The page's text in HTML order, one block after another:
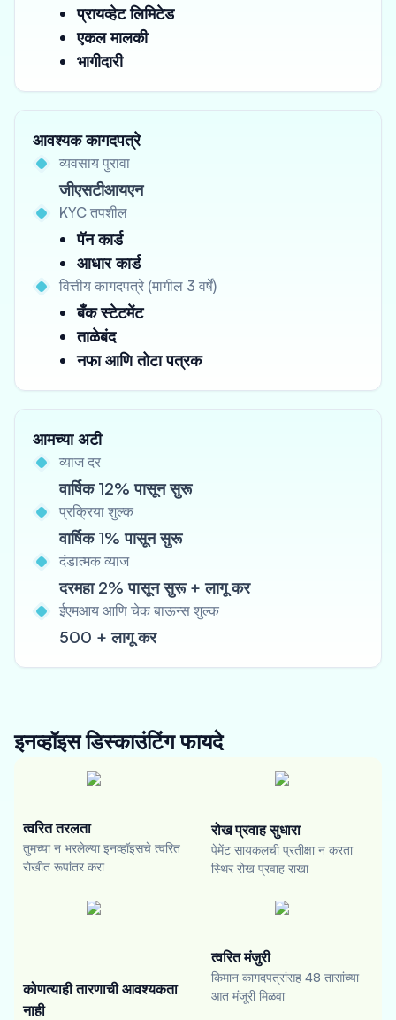
प्रायव्हेट लिमिटेड
एकल मालकी
भागीदारी
आवश्यक कागदपत्रे
व्यवसाय पुरावा
जीएसटीआयएन
KYC तपशील
पॅन कार्ड
आधार कार्ड
वित्तीय कागदपत्रे (मागील 3 वर्षे)
बँक स्टेटमेंट
ताळेबंद
नफा आणि तोटा पत्रक
आमच्या अटी
व्याज दर
वार्षिक 12% पासून सुरू
प्रक्रिया शुल्क
वार्षिक 1% पासून सुरू
दंडात्मक व्याज
दरमहा 2% पासून सुरू + लागू कर
ईएमआय आणि चेक बाऊन्स शुल्क
500 + लागू कर
इनव्हॉइस डिस्काउंटिंगफायदे
त्वरित तरलता
तुमच्या न भरलेल्या इनव्हॉइसचे त्वरित
रोखीत रूपांतर करा
रोख प्रवाह सुधारा
पेमेंट सायकलची प्रतीक्षा न करता
स्थिर रोख प्रवाह राखा
कोणत्याही तारणाची आवश्यकता
नाही
त्वरित मंजुरी
किमान कागदपत्रांसह 48 तासांच्या
आत मंजूरी मिळवा